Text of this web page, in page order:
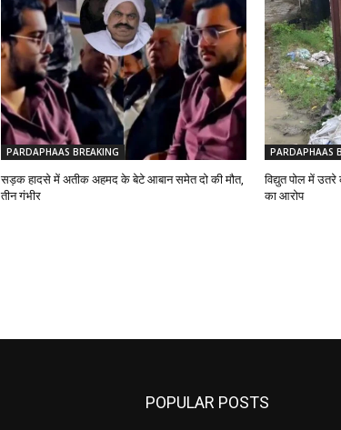
PARDAPHAAS BREAKING
सड़क हादसे में अतीक अहमद के बेटे आबान समेत दो की मौत,
तीन गंभीर
PARDAPHAAS
विद्युत पोल में
का आरोप
POPULAR POSTS